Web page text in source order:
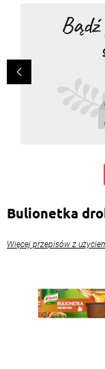
Bulionetka
Więcej przepisów z